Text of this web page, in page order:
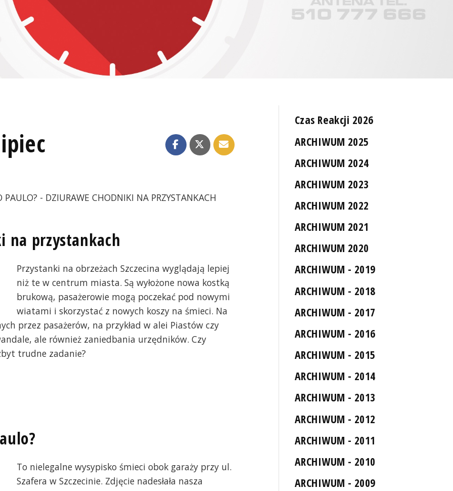
PAULO? - DZIURAWE CHODNIKI NA PRZYSTANKACH
na przystankach
Przystanki na obrzeżach Szczecina wyglądają lepiej
niż te w centrum miasta. Są wyłożone nowa kostką
brukową, pasażerowie mogą poczekać pod nowymi
wiatami i skorzystać z nowych koszy na śmieci. Na
przez pasażerów, na przykład w alei Piastów czy
ale również zaniedbania urzędników. Czy
trudne zadanie?
To nielegalne wysypisko śmieci obok garaży przy ul.
Szafera w Szczecinie. Zdjęcie nadesłała nasza
Czas Reakcji 2026
ARCHIWUM 2025
ARCHIWUM 2024
ARCHIWUM 2023
ARCHIWUM 2022
ARCHIWUM 2021
ARCHIWUM 2020
ARCHIWUM - 2019
ARCHIWUM - 2018
ARCHIWUM - 2017
ARCHIWUM - 2016
ARCHIWUM - 2015
ARCHIWUM - 2014
ARCHIWUM - 2013
ARCHIWUM - 2012
ARCHIWUM - 2011
ARCHIWUM - 2010
ARCHIWUM - 2009